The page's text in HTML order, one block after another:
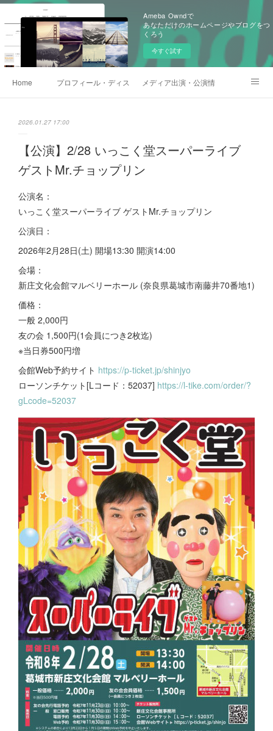
Ameba Owndで
あなただけのホームページやブログをつ
くろう
今すぐ試す
Home プロフィール・ディスコグラフィーメディア出演・公演情報
2026.01.27 17:00
【公演】2/28 いっこく堂スーパーライブ
ゲストMr.チョップリン
公演名：
いっこく堂スーパーライブ ゲストMr.チョップリン
公演日：
2026年2月28日(土) 開場13:30 開演14:00
会場：
新庄文化会館マルベリーホール (奈良県葛城市南藤井70番地1)
価格：
一般 2,000円
友の会 1,500円(1会員につき2枚迄)
※当日券500円増
会館Web予約サイト https://p-ticket.jp/shinjyo
ローソンチケット[Lコード：52037] https://l-tike.com/order/?
gLcode=52037